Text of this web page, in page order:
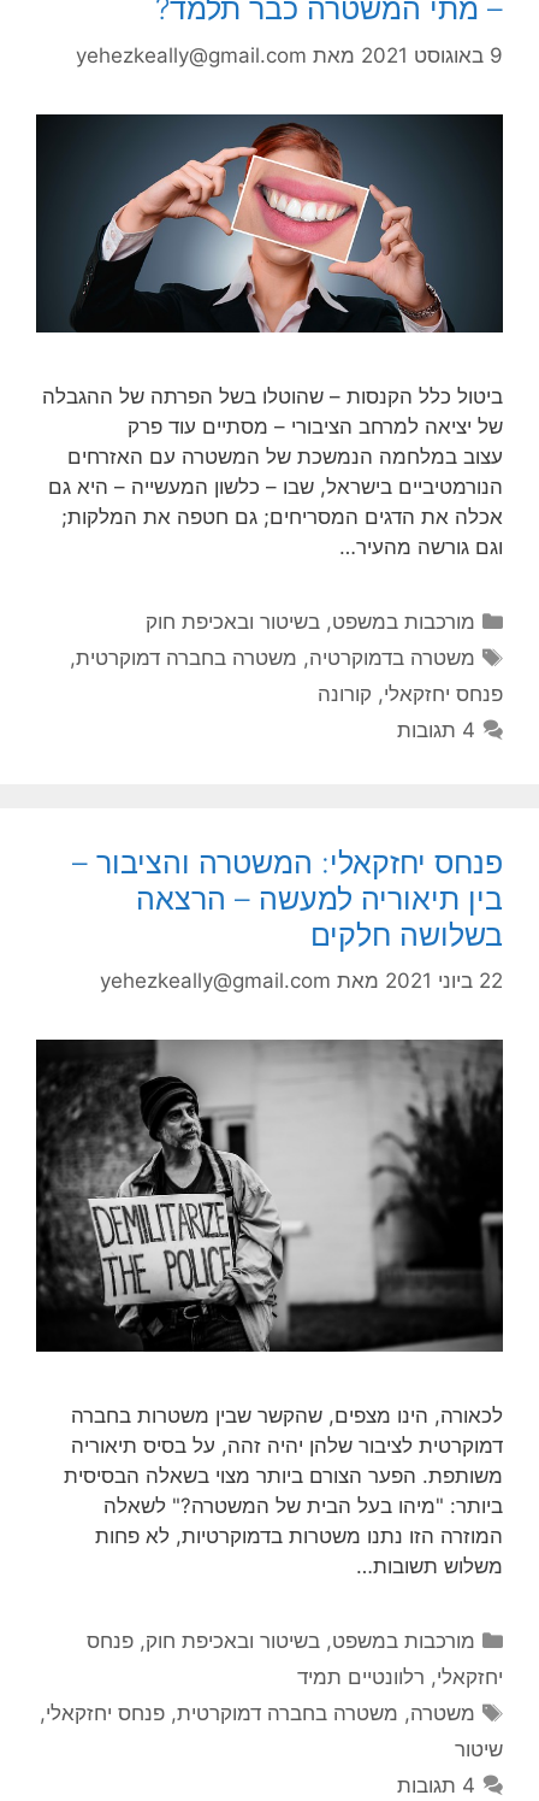
– מתי המשטרה כבר תלמד?
9 באוגוסט 2021 מאת yehezkeally@gmail.com
ביטול כלל הקנסות – שהוטלו בשל הפרתה של ההגבלה
של יציאה למרחב הציבורי – מסתיים עוד פרק
עצוב במלחמה הנמשכת של המשטרה עם האזרחים
הנורמטיביים בישראל, שבו – כלשון המעשייה – היא גם
אכלה את הדגים המסריחים; גם חטפה את המלקות;
וגם גורשה מהעיר…
קטגוריות
מורכבות במשפט, בשיטור ובאכיפת חוק
תגיות
משטרה בדמוקרטיה, משטרה בחברה דמוקרטית,
פנחס יחזקאלי, קורונה
4 תגובות
פנחס יחזקאלי: המשטרה והציבור –
בין תיאוריה למעשה – הרצאה
בשלושה חלקים
22 ביוני 2021 מאת yehezkeally@gmail.com
לכאורה, הינו מצפים, שהקשר שבין משטרות בחברה
דמוקרטית לציבור שלהן יהיה זהה, על בסיס תיאוריה
משותפת. הפער הצורם ביותר מצוי בשאלה הבסיסית
ביותר: "מיהו בעל הבית של המשטרה?" לשאלה
המוזרה הזו נתנו משטרות בדמוקרטיות, לא פחות
משלוש תשובות…
קטגוריות
מורכבות במשפט, בשיטור ובאכיפת חוק,פנחס
יחזקאלי, רלוונטיים תמיד
תגיות
משטרה, משטרה בחברה דמוקרטית,פנחס יחזקאלי,
שיטור
4 תגובות